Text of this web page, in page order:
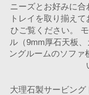
ニーズとお好みに
トレイを取り揃え
ひご覧ください。
ル（9mm厚石天板
ングルームのソファ
大理石製サービン